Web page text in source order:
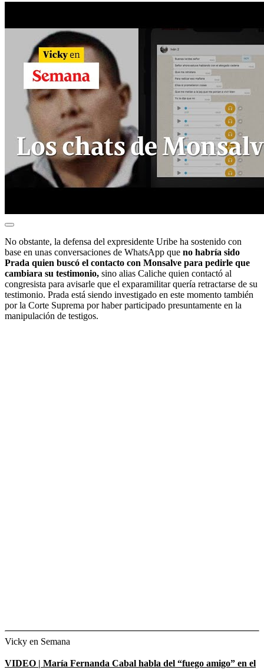
No obstante, la defensa del expresidente Uribe ha sostenido con
base en unas conversaciones de WhatsApp que no habría sido
Prada quien buscó el contacto con Monsalve para pedirle que
cambiara su testimonio, sino alias Caliche quien contactó al
congresista para avisarle que el exparamilitar quería retractarse de su
testimonio. Prada está siendo investigado en este momento también
por la Corte Suprema por haber participado presuntamente en la
manipulación de testigos.
Vicky en Semana
VIDEO | María Fernanda Cabal habla del “fuego amigo” en el